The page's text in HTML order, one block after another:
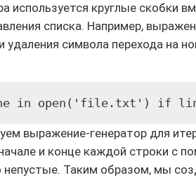
используется круглые скобки
списка. Например,
удаления символа перехода на
in open('file.txt') if
выражение-генератор для
и конце каждой строки с
непустые. Таким образом, мы